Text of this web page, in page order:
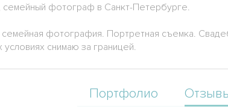
семейный фотограф в Санкт-Петербурге.
фотография. Портретная съемка.
условиях снимаю за границей.
Портфолио